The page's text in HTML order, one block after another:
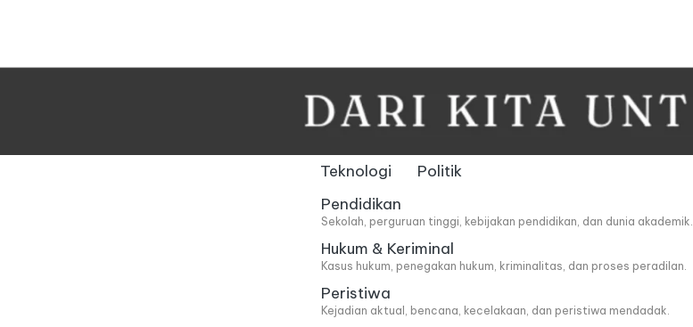
to
Teknologi
Politik
Pendidikan
Sekolah, perguruan tinggi, kebijakan pendidikan, dan dunia akademik.
Hukum & Keriminal
Kasus hukum, penegakan hukum, kriminalitas, dan proses peradilan.
Peristiwa
Kejadian aktual, bencana, kecelakaan, dan peristiwa mendadak.